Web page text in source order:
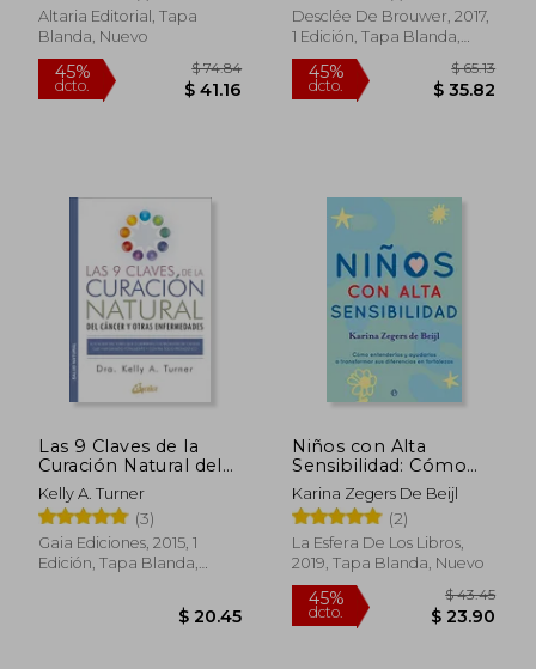
40%
dcto.
45%
dcto.
Altaria Editorial, Tapa
Blanda, Nuevo
Desclée De Brouwer, 2017,
1 Edición, Tapa Blanda,
Nuevo
Las 9 Claves de la
Curación Natural del
Cáncer y Otras
Enfermedades
Kelly A. Turner
(3)
Gaia Ediciones, 2015, 1
Edición, Tapa Blanda,
Niños con Alta
Sensibilidad: Cómo
Entenderlos y
Ayudarlos a
Transformar sus
Diferencias en
Fortalezas (Psicología
Karina Zegers De Beijl
(2)
La Esfera De Los Libros,
2019, Tapa Blanda, Nuevo